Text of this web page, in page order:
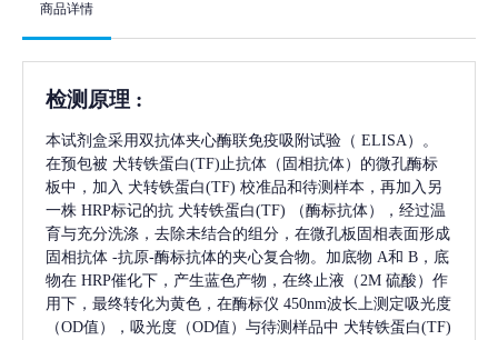
商品详情
检测原理 :
本试剂盒采用双抗体夹心酶联免疫吸附试验（ ELISA）。
在预包被 犬转铁蛋白(TF) 止抗体（固相抗体）的微孔酶标
板中，加入 犬转铁蛋白(TF) 校准品和待测样本，再加入另
一株 HRP标记的抗 犬转铁蛋白(TF)
（酶标抗体），经过温
育与充分洗涤，去除未结合的组分，在微孔板固相表面形成
固相抗体 -抗原-酶标抗体的夹心复合物。加底物 A和 B，底
物在 HRP催化下，产生蓝色产物，在终止液（2M 硫酸）作
用下，最终转化为黄色，在酶标仪 450nm波长上测定吸光度
（OD值），吸光度（OD值）与待测样品中 犬转铁蛋白(TF)